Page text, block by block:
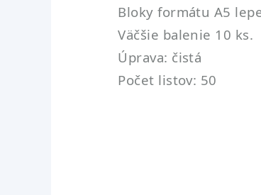
Bloky formátu A5
Väčšie balenie 10 ks.
Úprava: čistá
Počet listov: 50